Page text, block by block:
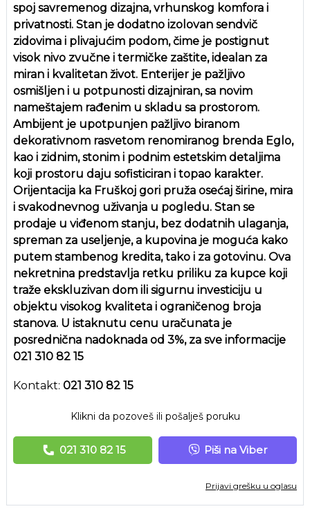
spoj savremenog dizajna, vrhunskog komfora i
privatnosti. Stan je dodatno izolovan sendvič
zidovima i plivajućim podom, čime je postignut
visok nivo zvučne i termičke zaštite, idealan za
miran i kvalitetan život. Enterijer je pažljivo
osmišljen i u potpunosti dizajniran, sa novim
nameštajem rađenim u skladu sa prostorom.
Ambijent je upotpunjen pažljivo biranom
dekorativnom rasvetom renomiranog brenda Eglo,
kao i zidnim, stonim i podnim estetskim detaljima
koji prostoru daju sofisticiran i topao karakter.
Orijentacija ka Fruškoj gori pruža osećaj širine, mira
i svakodnevnog uživanja u pogledu. Stan se
prodaje u viđenom stanju, bez dodatnih ulaganja,
spreman za useljenje, a kupovina je moguća kako
putem stambenog kredita, tako i za gotovinu. Ova
nekretnina predstavlja retku priliku za kupce koji
traže ekskluzivan dom ili sigurnu investiciju u
objektu visokog kvaliteta i ograničenog broja
stanova. U istaknutu cenu uračunata je
posrednična nadoknada od 3%, za sve informacije
021 310 82 15
Kontakt: 021 310 82 15
Klikni da pozoveš ili pošalješ poruku
021 310 82 15 Piši na Viber
Prijavi grešku u oglasu